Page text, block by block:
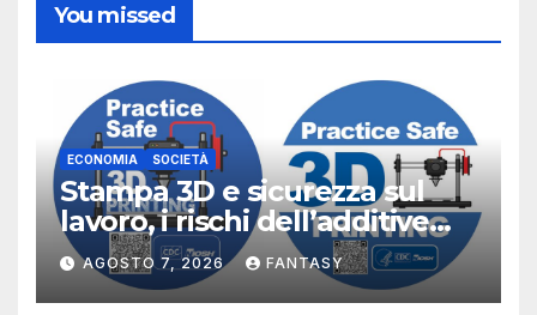
You missed
ECONOMIA SOCIETÀ
Stampa 3D e sicurezza sul
lavoro, i rischi dell’additive
manufacturing secondo
NIOSH
AGOSTO 7, 2026 FANTASY